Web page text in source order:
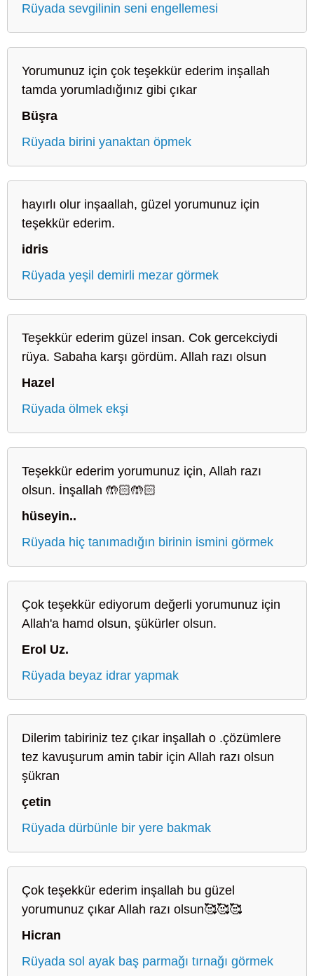
Rüyada sevgilinin seni engellemesi
Yorumunuz için çok teşekkür ederim inşallah
tamda yorumladığınız gibi çıkar
Büşra
Rüyada birini yanaktan öpmek
hayırlı olur inşaallah, güzel yorumunuz için
teşekkür ederim.
idris
Rüyada yeşil demirli mezar görmek
Teşekkür ederim güzel insan. Cok gercekciydi
rüya. Sabaha karşı gördüm. Allah razı olsun
Hazel
Rüyada ölmek ekşi
Teşekkür ederim yorumunuz için, Allah razı
olsun. İnşallah 🤲🏻🤲🏻
hüseyin..
Rüyada hiç tanımadığın birinin ismini görmek
Çok teşekkür ediyorum değerli yorumunuz için
Allah'a hamd olsun, şükürler olsun.
Erol Uz.
Rüyada beyaz idrar yapmak
Dilerim tabiriniz tez çıkar inşallah o .çözümlere
tez kavuşurum amin tabir için Allah razı olsun
şükran
çetin
Rüyada dürbünle bir yere bakmak
Çok teşekkür ederim inşallah bu güzel
yorumunuz çıkar Allah razı olsun🥰🥰🥰
Hicran
Rüyada sol ayak baş parmağı tırnağı görmek